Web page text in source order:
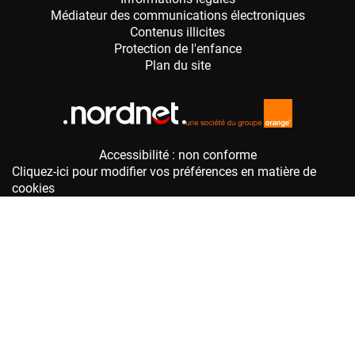
Accessibilité : non conforme
Cliquez-ici pour modifier vos préférences en matière de
cookies